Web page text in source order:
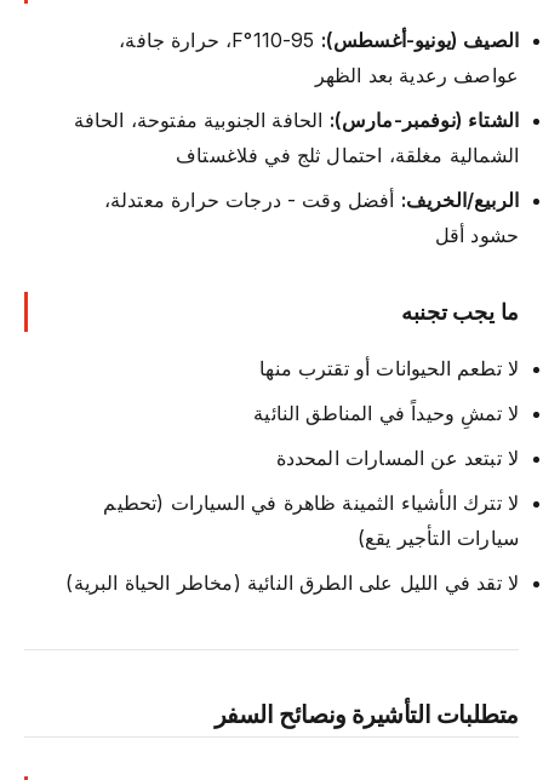
الصيف (يونيو-أغسطس):
95-110°F، حرارة جافة،
عواصف رعدية بعد الظهر
الشتاء (نوفمبر-مارس): الحافة الجنوبية مفتوحة، الحافة
الشمالية مغلقة، احتمال ثلج في فلاغستاف
الربيع/الخريف: أفضل وقت - درجات حرارة معتدلة،
حشود أقل
ما يجب تجنبه
لا تطعم الحيوانات أو تقترب منها
لا تمشِ وحيداً في المناطق النائية
لا تبتعد عن المسارات المحددة
لا تترك الأشياء الثمينة ظاهرة في السيارات (تحطيم
سيارات التأجير يقع)
لا تقد في الليل على الطرق النائية (مخاطر الحياة البرية)
متطلبات التأشيرة ونصائح السفر